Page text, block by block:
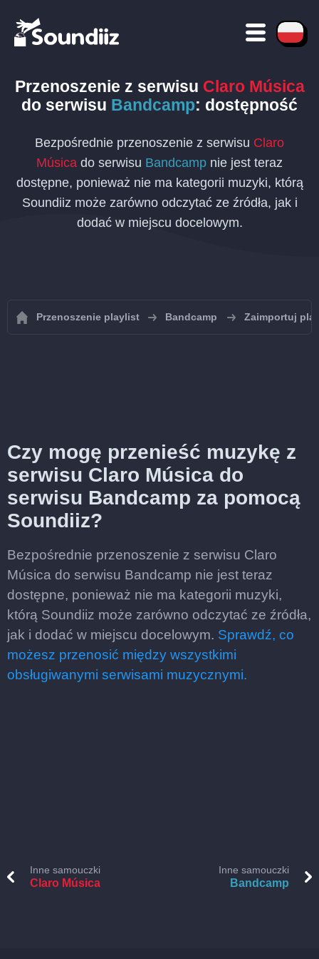
Przenoszenie z serwisu Claro Música
do serwisu Bandcamp: dostępność
Bezpośrednie przenoszenie z serwisu Claro
Música do serwisu Bandcamp nie jest teraz
dostępne, ponieważ nie ma kategorii muzyki, którą
Soundiiz może zarówno odczytać ze źródła, jak i
dodać w miejscu docelowym.
Przenoszenie playlist Bandcamp Zaimportuj
Czy mogę przenieść muzykę z
serwisu Claro Música do
serwisu Bandcamp za pomocą
Soundiiz?
Bezpośrednie przenoszenie z serwisu Claro
Música do serwisu Bandcamp nie jest teraz
dostępne, ponieważ nie ma kategorii muzyki,
którą Soundiiz może zarówno odczytać ze źródła,
jak i dodać w miejscu docelowym. Sprawdź, co
możesz przenosić między wszystkimi
obsługiwanymi serwisami muzycznymi.
Inne samouczki
Claro Música
Inne samouczki
Bandcamp